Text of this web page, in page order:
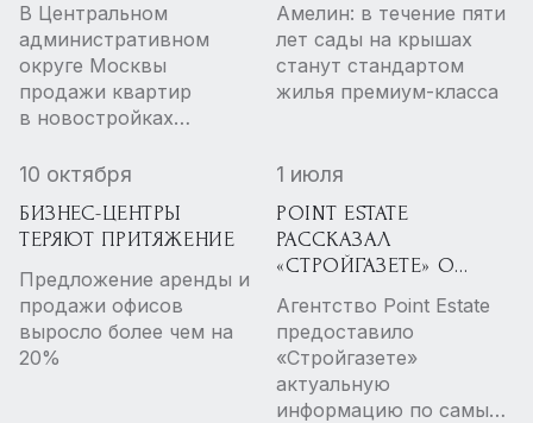
ДЕФИЦИТА
ПРЕДЛОЖЕНИЯ
В Центральном
административном
округе Москвы
продажи квартир
в новостройках
класса упали на 7,6%
с аналогичным
периодом 2025 года.
По всей старой Москве
этот показатель просел
на 3,8%. В некоторых
районах продажи
НАУЧИЛИ ДЫШАТЬ
Амелин: в течение пяти
лет сады на крышах
станут стандартом
жилья премиум-класса
10 октября
БИЗНЕС-ЦЕНТРЫ
ТЕРЯЮТ ПРИТЯЖЕНИЕ
Предложение аренды и
продажи офисов
выросло более чем на
20%
1 июля
POINT ESTATE
РАССКАЗАЛ
«СТРОЙГАЗЕТЕ» О
КОММЕРЧЕСКИХ
ПОМЕЩЕНИЯХ
МОСКВЫ НА ИЮНЬ
2025 ГОДА
Агентство Point Estate
предоставило
«Стройгазете»
актуальную
информацию по самым